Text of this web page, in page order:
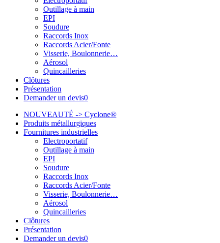
Outillage à main
EPI
Soudure
Raccords Inox
Raccords Acier/Fonte
Visserie, Boulonnerie…
Aérosol
Quincailleries
Clôtures
Présentation
Demander un devis0
NOUVEAUTÉ -> Cyclone®
Produits métallurgiques
Fournitures industrielles
Electroportatif
Outillage à main
EPI
Soudure
Raccords Inox
Raccords Acier/Fonte
Visserie, Boulonnerie…
Aérosol
Quincailleries
Clôtures
Présentation
Demander un devis0